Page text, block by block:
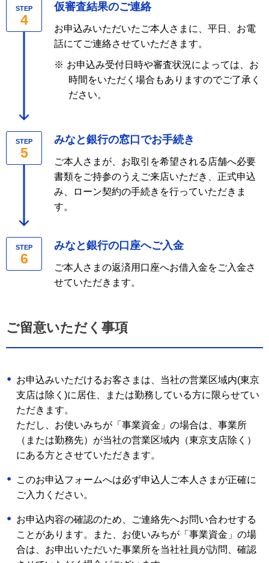
STEP
4
仮審査結果のご連絡
お申込みいただいたご本人さまに、平日、お電
話にてご連絡させていただきます。
※ お申込み受付日時や審査状況によっては、お
時間をいただく場合もありますのでご了承く
ださい。
STEP
5
みなと銀行の窓口でお手続き
ご本人さまが、お取引を希望される店舗へ必要
書類をご持参のうえご来店いただき、正式申込
み、ローン契約の手続きを行っていただきま
す。
STEP
6
みなと銀行の口座へご入金
ご本人さまの返済用口座へお借入金をご入金さ
せていただきます。
ご留意いただく事項
お申込みいただけるお客さまは、当社の営業区域内(東京
支店は除く)に居住、または勤務している方に限らせてい
ただきます。
ただし、お使いみちが「事業資金」の場合は、事業所
（または勤務先）が当社の営業区域内（東京支店除く）
にある方とさせていただきます。
このお申込フォームへは必ず申込人ご本人さまが正確に
ご入力ください。
お申込内容の確認のため、ご連絡先へお問い合わせする
ことがあります。また、お使いみちが「事業資金」の場
合は、お申出いただいた事業所を当社社員が訪問、確認